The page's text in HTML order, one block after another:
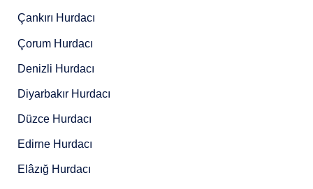
Çankırı Hurdacı
Çorum Hurdacı
Denizli Hurdacı
Diyarbakır Hurdacı
Düzce Hurdacı
Edirne Hurdacı
Elâzığ Hurdacı